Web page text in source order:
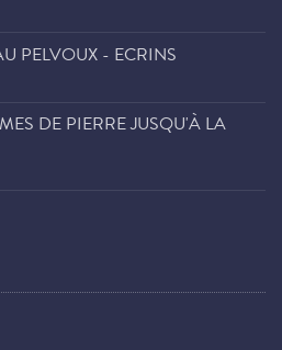
PELVOUX - ECRINS
DE PIERRE JUSQU'À LA